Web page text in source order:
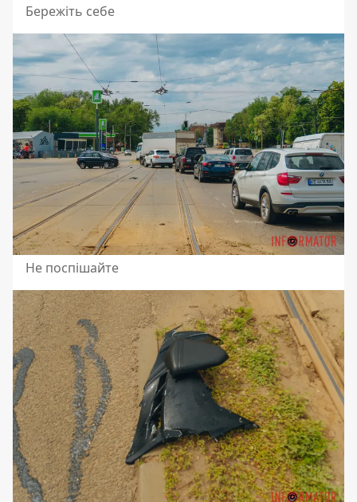
Бережіть себе
Не поспішайте